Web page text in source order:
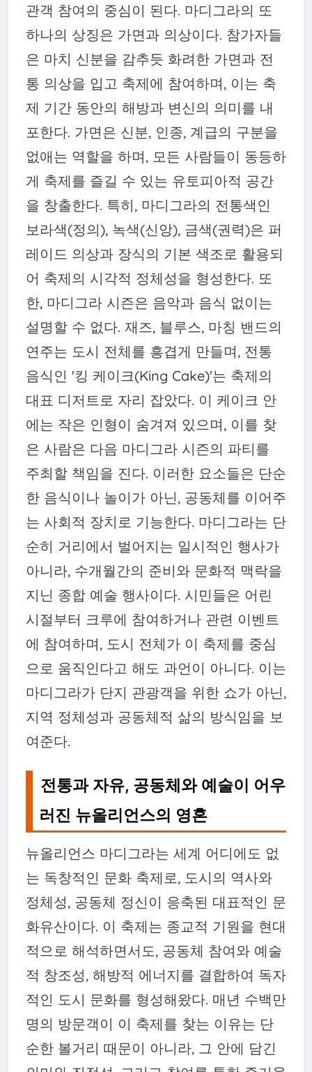
관객 참여의 중심이 된다. 마디그라의 또
하나의 상징은 가면과 의상이다. 참가자들
은 마치 신분을 감추듯 화려한 가면과 전
통 의상을 입고 축제에 참여하며, 이는 축
제 기간 동안의 해방과 변신의 의미를 내
포한다. 가면은 신분, 인종, 계급의 구분을
없애는 역할을 하며, 모든 사람들이 동등하
게 축제를 즐길 수 있는 유토피아적 공간
을 창출한다. 특히, 마디그라의 전통색인
보라색(정의), 녹색(신앙), 금색(권력)은 퍼
레이드 의상과 장식의 기본 색조로 활용되
어 축제의 시각적 정체성을 형성한다. 또
한, 마디그라 시즌은 음악과 음식 없이는
설명할 수 없다. 재즈, 블루스, 마칭 밴드의
연주는 도시 전체를 흥겹게 만들며, 전통
음식인 '킹 케이크(King Cake)'는 축제의
대표 디저트로 자리 잡았다. 이 케이크 안
에는 작은 인형이 숨겨져 있으며, 이를 찾
은 사람은 다음 마디그라 시즌의 파티를
주최할 책임을 진다. 이러한 요소들은 단순
한 음식이나 놀이가 아닌, 공동체를 이어주
는 사회적 장치로 기능한다. 마디그라는 단
순히 거리에서 벌어지는 일시적인 행사가
아니라, 수개월간의 준비와 문화적 맥락을
지닌 종합 예술 행사이다. 시민들은 어린
시절부터 크루에 참여하거나 관련 이벤트
에 참여하며, 도시 전체가 이 축제를 중심
으로 움직인다고 해도 과언이 아니다. 이는
마디그라가 단지 관광객을 위한 쇼가 아닌,
지역 정체성과 공동체적 삶의 방식임을 보
여준다.
전통과 자유, 공동체와 예술이 어우
러진 뉴올리언스의 영혼
뉴올리언스 마디그라는 세계 어디에도 없
는 독창적인 문화 축제로, 도시의 역사와
정체성, 공동체 정신이 응축된 대표적인 문
화유산이다. 이 축제는 종교적 기원을 현대
적으로 해석하면서도, 공동체 참여와 예술
적 창조성, 해방적 에너지를 결합하여 독자
적인 도시 문화를 형성해왔다. 매년 수백만
명의 방문객이 이 축제를 찾는 이유는 단
순한 볼거리 때문이 아니라, 그 안에 담긴